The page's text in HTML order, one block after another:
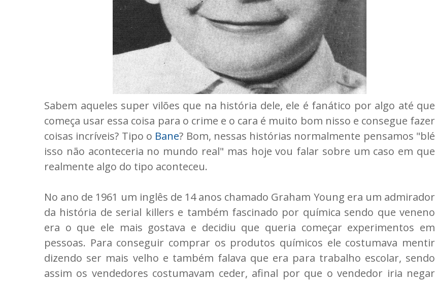
Sabem aqueles super vilões que na história dele, ele é fanático por algo até que
começa usar essa coisa para o crime e o cara é muito bom nisso e consegue fazer
coisas incríveis? Tipo o Bane? Bom, nessas histórias normalmente pensamos "blé
isso não aconteceria no mundo real" mas hoje vou falar sobre um caso em que
realmente algo do tipo aconteceu.
No ano de 1961 um inglês de 14 anos chamado Graham Young era um admirador
da história de serial killers e também fascinado por química sendo que veneno
era o que ele mais gostava e decidiu que queria começar experimentos em
pessoas. Para conseguir comprar os produtos químicos ele costumava mentir
dizendo ser mais velho e também falava que era para trabalho escolar, sendo
assim os vendedores costumavam ceder, afinal por que o vendedor iria negar